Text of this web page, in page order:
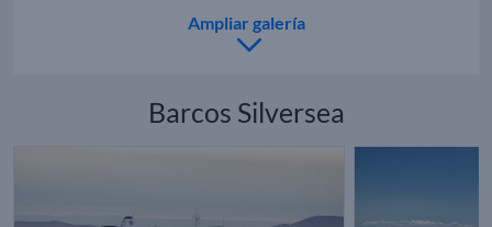
Ampliar galería
Barcos Silversea